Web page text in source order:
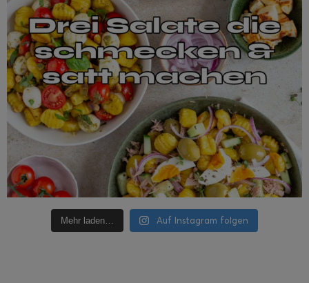
Mehr laden… Auf Instagram folgen